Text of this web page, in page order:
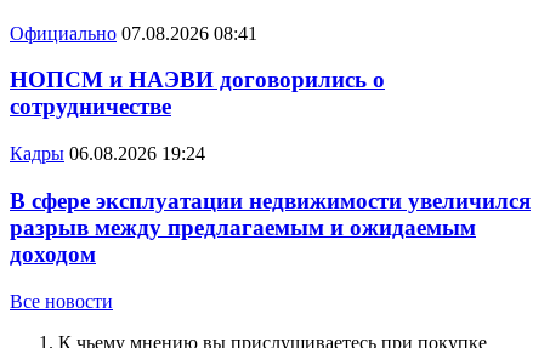
Официально 07.08.2026 08:41
НОПСМ и НАЭВИ договорились о
сотрудничестве
Кадры 06.08.2026 19:24
В сфере эксплуатации недвижимости увеличился
разрыв между предлагаемым и ожидаемым
доходом
Все новости
К чьему мнению вы прислушиваетесь при покупке